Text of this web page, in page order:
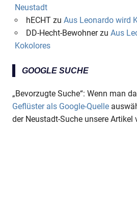
Neustadt
hECHTzu Aus Leonardo wird
DD-Hecht-Bewohnerzu Aus
Kokolores
GOOGLE SUCHE
„Bevorzugte Suche“: Wenn man
Geflüster als Google-Quelle
der Neustadt-Suche unsere Artikel